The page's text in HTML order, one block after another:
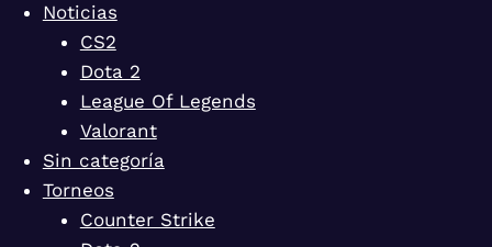
Noticias
CS2
Dota 2
League Of Legends
Valorant
Sin categoría
Torneos
Counter Strike